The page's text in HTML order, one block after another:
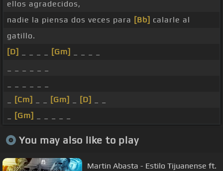
ellos agradecidos,
nadie la piensa dos veces para [Bb] calarle al
gatillo.
[D]
[Gm]
[Cm] [Gm] [D]
[Gm]
You may also like to play
Martin Abasta - Estilo Tijuanense ft.